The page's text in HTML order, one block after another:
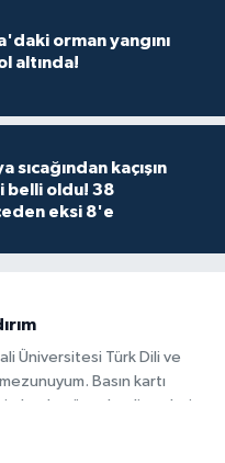
orman yangını
altında!
sıcağından kaçışın
belli oldu! 38
eksi 8'e
Üniversitesi Türk Dili ve
Basın kartı
olarak, güncel gelişmeleri
bilgilerle buluşturmayı